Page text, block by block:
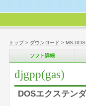
トップ> ダウンロード > MS-
ソフト詳細
djgpp(gas)
DOSエクステン